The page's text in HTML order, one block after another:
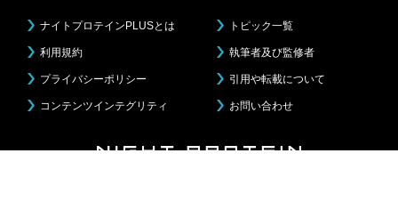
ナイトプロテインPLUSとは トピック一覧
利用規約 執筆者及び監修者
プライバシーポリシー 引用や転載について
コンテンツインテグリティ お問い合わせ